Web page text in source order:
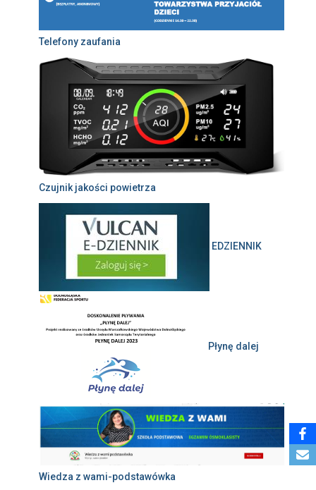
Telefony zaufania
Czujnik jakości powietrza
EDZIENNIK
Płynę dalej
Wiedza z wami-podstawówka